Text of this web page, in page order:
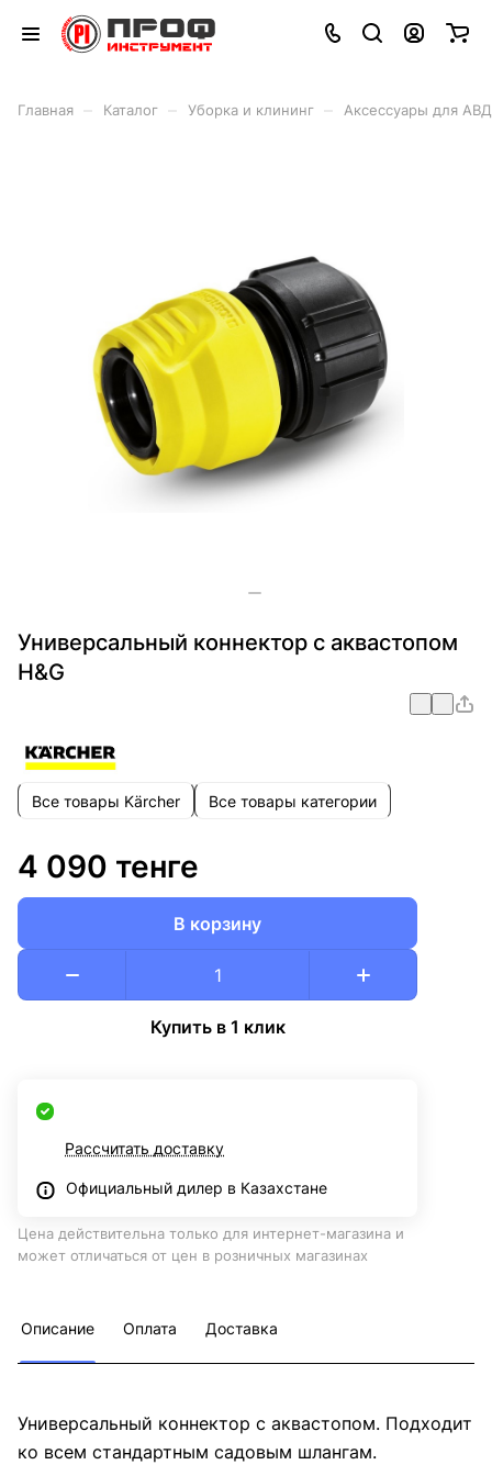
Главная Каталог Уборка и клининг Аксессуары для АВД
Универсальный коннектор с аквастопом
H&G
Все товары Kärcher Все товары категории
4 090 тенге
В корзину
Купить в 1 клик
Рассчитать доставку
Официальный дилер в Казахстане
Цена действительна только для интернет-магазина и
может отличаться от цен в розничных магазинах
Описание Оплата Доставка
Универсальный коннектор с аквастопом. Подходит
ко всем стандартным садовым шлангам.